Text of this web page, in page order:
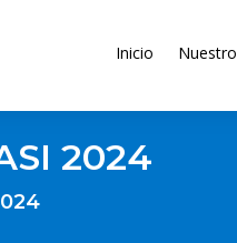
Inicio
2024